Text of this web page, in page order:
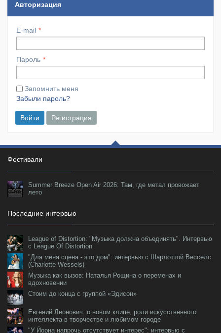
Авторизация
E-mail
Пароль
Запомнить меня
Забыли пароль?
Войти Регистрация
Фестивали
Summer Breeze Open Air 2026: Там, где метал провожает
лето
Последние интервью
League of Distortion: "Музыка должна объединять". Интервью
с League Of Distortion
"Для меня сцена - это дом": интервью с Шарлоттой Весселс
(Charlotte Wessels)
Музыка как вызов: Наталья Рощина о переменах и
вдохновении
Стоим до конца с группой «Эдисон»
Евгений Леонович: о новом клипе, роли искусственного
интеллекта в творчестве и любимом городе
"У Йорна напрочь отсутствует интерес": интервью с